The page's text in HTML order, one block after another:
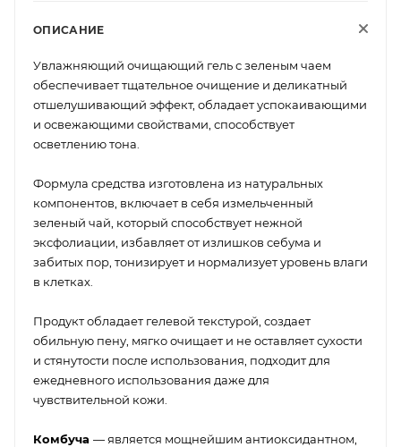
ОПИСАНИЕ
Увлажняющий очищающий гель с зеленым чаем
обеспечивает тщательное очищение и деликатный
отшелушивающий эффект, обладает успокаивающими
и освежающими свойствами, способствует
осветлению тона.
Формула средства изготовлена из натуральных
компонентов, включает в себя измельченный
зеленый чай, который способствует нежной
эксфолиации, избавляет от излишков себума и
забитых пор, тонизирует и нормализует уровень влаги
в клетках.
Продукт обладает гелевой текстурой, создает
обильную пену, мягко очищает и не оставляет сухости
и стянутости после использования, подходит для
ежедневного использования даже для
чувствительной кожи.
Комбуча — является мощнейшим антиоксидантном,